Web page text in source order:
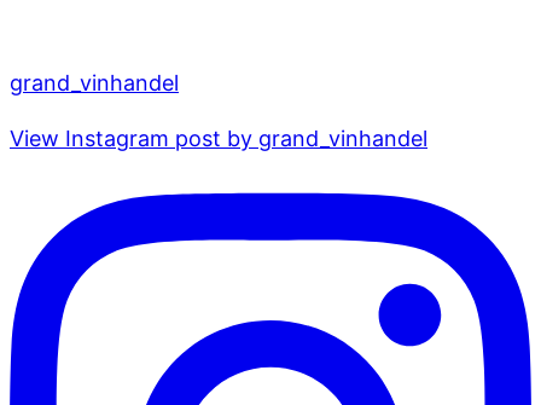
grand_vinhandel
View Instagram post by grand_vinhandel